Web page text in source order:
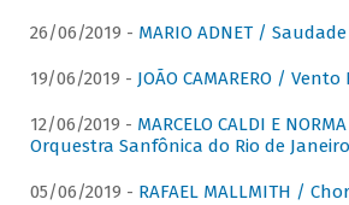
26/06/2019 - MARIO ADNET /
19/06/2019 - JOÃO CAMARERO /
12/06/2019 - MARCELO CALDI E
Orquestra Sanfônica do Rio de Janeiro
05/06/2019 - RAFAEL MALLMITH /